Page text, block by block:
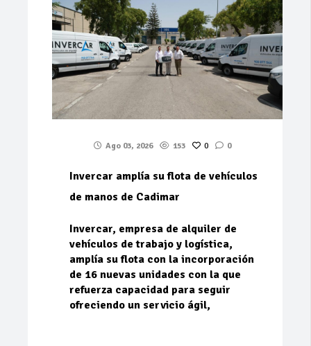
Ago 03, 2026 153 0 0
Invercar amplía su flota de vehículos
de manos de Cadimar
Invercar, empresa de alquiler de
vehículos de trabajo y logística,
amplía su flota con la incorporación
de 16 nuevas unidades con la que
refuerza capacidad para seguir
ofreciendo un servicio ágil,